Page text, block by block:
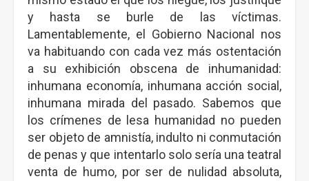
y hasta se burle de las víctimas.
Lamentablemente, el Gobierno Nacional nos
va habituando con cada vez más ostentación
a su exhibición obscena de inhumanidad:
inhumana economía, inhumana acción social,
inhumana mirada del pasado. Sabemos que
los crímenes de lesa humanidad no pueden
ser objeto de amnistía, indulto ni conmutación
de penas y que intentarlo solo sería una teatral
venta de humo, por ser de nulidad absoluta,